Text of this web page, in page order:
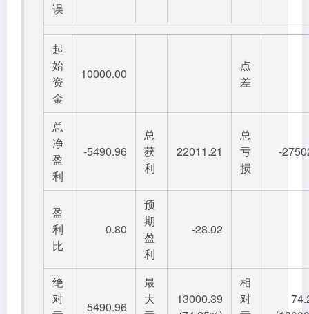
误
起
始
资
金
10000.00
点
差
总
净
盈
利
-5490.96
总
获
利
22011.21
总
亏
损
-
盈
利
比
0.80
预
期
盈
利
-28.02
绝
对
5490.96
最
大
13000.39
相
对